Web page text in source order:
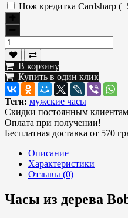
Нож кредитка Cardsharp
В корзину
Купить в один клик
Теги: мужские часы
Скидки постоянным
Оплата при получении!
Бесплатная доставка от 570
Описание
Характеристики
Отзывы (0)
Часы из дерева